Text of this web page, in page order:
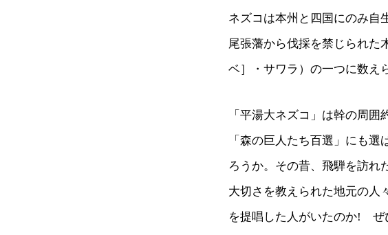
ネズコは本州と四国にのみ自
尾張藩から伐採を禁じられた
ベ］・サワラ）の一つに数え
「平湯大ネズコ」は幹の周
「森の巨人たち百選」にも
ろうか。その昔、飛騨を訪
大切さを教えられた地元の人
を提唱した人がいたのか! ぜ